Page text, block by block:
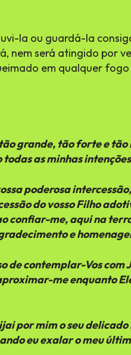
la ou guardá-la
nem será atingido por
em qualquer
tão grande, tão forte e
as minhas
poderosa
do vosso Filho
confiar-me, aqui na
e
de contemplar-Vos com
me enquanto
por mim o seu
eu exalar o meu